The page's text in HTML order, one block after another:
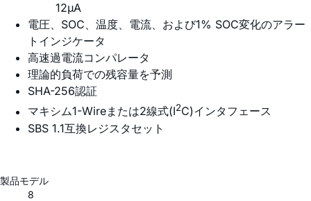
12µA
電圧、SOC、温度、電流、および1% SOC変化のアラー
トインジケータ
高速過電流コンパレータ
理論的負荷での残容量を予測
SHA-256認証
マキシム1-Wireまたは2線式(I2C)インタフェース
SBS 1.1互換レジスタセット
製品モデル
8